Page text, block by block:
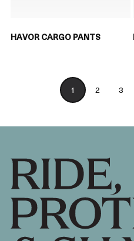
HAVOR CARGO PANTS
1 2 3